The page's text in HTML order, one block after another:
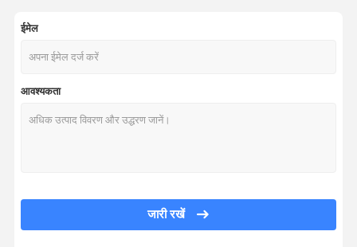
मोहायर ऊन का धागा
ऊन मिश्रण यार्न
नकली साबर यार्न
ईमेल
आवश्यकता
जारी रखें